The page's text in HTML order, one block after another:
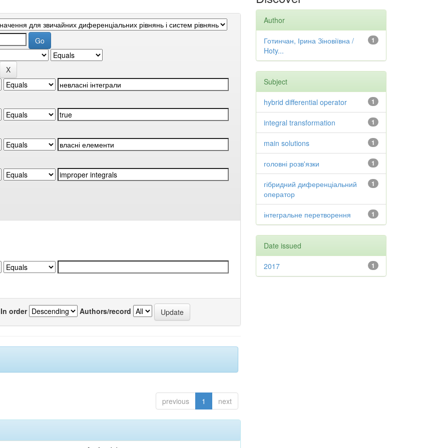
In order Authors/record
previous 1 next
Author
1
Готинчан, Ірина Зіновіївна /
Hoty...
Subject
1
hybrid differential operator
1
integral transformation
1
main solutions
1
головні розв'язки
1
гібридний диференціальний
оператор
1
інтегральне перетворення
Date issued
1
2017